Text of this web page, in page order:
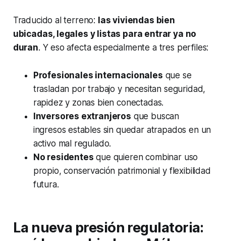
Traducido al terreno: las viviendas bien
ubicadas, legales y listas para entrar ya no
duran. Y eso afecta especialmente a tres perfiles:
Profesionales internacionales que se
trasladan por trabajo y necesitan seguridad,
rapidez y zonas bien conectadas.
Inversores extranjeros que buscan
ingresos estables sin quedar atrapados en un
activo mal regulado.
No residentes que quieren combinar uso
propio, conservación patrimonial y flexibilidad
futura.
La nueva presión regulatoria: